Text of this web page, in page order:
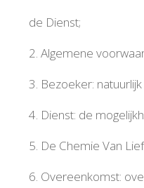
♥
♥
de Dienst;
2. Algemene
3. Bezoeker:
4. Dienst: de
5. De Chemie Van
6. Overeenkomst: